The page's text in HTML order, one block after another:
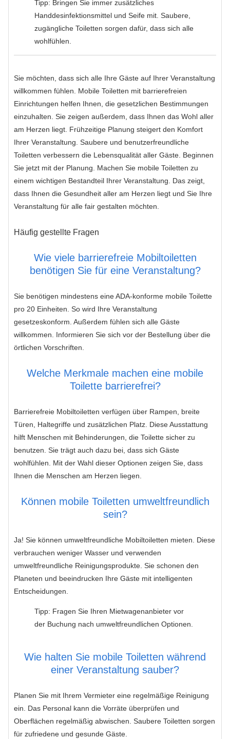
Tipp: Bringen Sie immer zusätzliches
Handdesinfektionsmittel und Seife mit. Saubere,
zugängliche Toiletten sorgen dafür, dass sich alle
wohlfühlen.
Sie möchten, dass sich alle Ihre Gäste auf Ihrer Veranstaltung
willkommen fühlen. Mobile Toiletten mit barrierefreien
Einrichtungen helfen Ihnen, die gesetzlichen Bestimmungen
einzuhalten. Sie zeigen außerdem, dass Ihnen das Wohl aller
am Herzen liegt. Frühzeitige Planung steigert den Komfort
Ihrer Veranstaltung. Saubere und benutzerfreundliche
Toiletten verbessern die Lebensqualität aller Gäste. Beginnen
Sie jetzt mit der Planung. Machen Sie mobile Toiletten zu
einem wichtigen Bestandteil Ihrer Veranstaltung. Das zeigt,
dass Ihnen die Gesundheit aller am Herzen liegt und Sie Ihre
Veranstaltung für alle fair gestalten möchten.
Häufig gestellte Fragen
Wie viele barrierefreie Mobiltoiletten
benötigen Sie für eine Veranstaltung?
Sie benötigen mindestens eine ADA-konforme mobile Toilette
pro 20 Einheiten. So wird Ihre Veranstaltung
gesetzeskonform. Außerdem fühlen sich alle Gäste
willkommen. Informieren Sie sich vor der Bestellung über die
örtlichen Vorschriften.
Welche Merkmale machen eine mobile
Toilette barrierefrei?
Barrierefreie Mobiltoiletten verfügen über Rampen, breite
Türen, Haltegriffe und zusätzlichen Platz. Diese Ausstattung
hilft Menschen mit Behinderungen, die Toilette sicher zu
benutzen. Sie trägt auch dazu bei, dass sich Gäste
wohlfühlen. Mit der Wahl dieser Optionen zeigen Sie, dass
Ihnen die Menschen am Herzen liegen.
Können mobile Toiletten umweltfreundlich
sein?
Ja! Sie können umweltfreundliche Mobiltoiletten mieten. Diese
verbrauchen weniger Wasser und verwenden
umweltfreundliche Reinigungsprodukte. Sie schonen den
Planeten und beeindrucken Ihre Gäste mit intelligenten
Entscheidungen.
Tipp: Fragen Sie Ihren Mietwagenanbieter vor
der Buchung nach umweltfreundlichen Optionen.
Wie halten Sie mobile Toiletten während
einer Veranstaltung sauber?
Planen Sie mit Ihrem Vermieter eine regelmäßige Reinigung
ein. Das Personal kann die Vorräte überprüfen und
Oberflächen regelmäßig abwischen. Saubere Toiletten sorgen
für zufriedene und gesunde Gäste.